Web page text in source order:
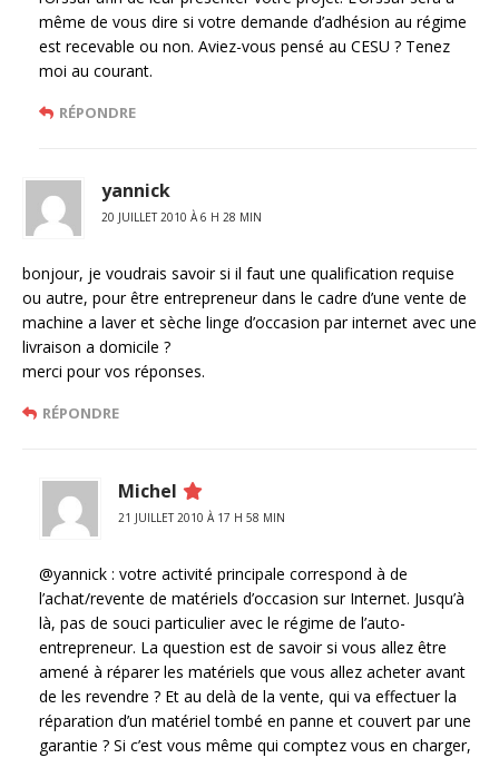
même de vous dire si votre demande d’adhésion au régime
est recevable ou non. Aviez-vous pensé au CESU ? Tenez
moi au courant.
RÉPONDRE
yannick
20 JUILLET 2010 À 6 H 28 MIN
bonjour, je voudrais savoir si il faut une qualification requise
ou autre, pour être entrepreneur dans le cadre d’une vente de
machine a laver et sèche linge d’occasion par internet avec une
livraison a domicile ?
merci pour vos réponses.
RÉPONDRE
Michel
21 JUILLET 2010 À 17 H 58 MIN
@yannick : votre activité principale correspond à de
l’achat/revente de matériels d’occasion sur Internet. Jusqu’à
là, pas de souci particulier avec le régime de l’auto-
entrepreneur. La question est de savoir si vous allez être
amené à réparer les matériels que vous allez acheter avant
de les revendre ? Et au delà de la vente, qui va effectuer la
réparation d’un matériel tombé en panne et couvert par une
garantie ? Si c’est vous même qui comptez vous en charger,